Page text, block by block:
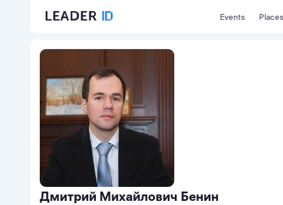
Events Places
Дмитрий Михайлович Бенин